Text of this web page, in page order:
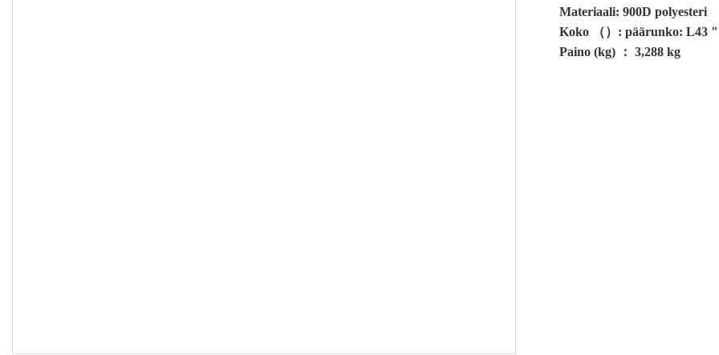
Materiaali: 900D polyesteri
Koko （）: päärunko: L43
Paino (kg) ： 3,288 kg